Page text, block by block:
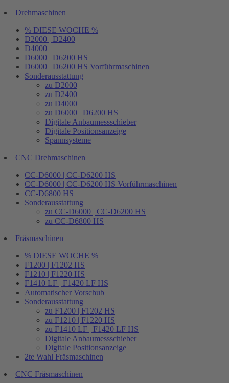
Drehmaschinen
% DIESE WOCHE %
D2000 | D2400
D4000
D6000 | D6200 HS
D6000 | D6200 HS Vorführmaschinen
Sonderausstattung
zu D2000
zu D2400
zu D4000
zu D6000 | D6200 HS
Digitale Anbaumessschieber
Digitale Positionsanzeige
Spannsysteme
CNC Drehmaschinen
CC-D6000 | CC-D6200 HS
CC-D6000 | CC-D6200 HS Vorführmaschinen
CC-D6800 HS
Sonderausstattung
zu CC-D6000 | CC-D6200 HS
zu CC-D6800 HS
Fräsmaschinen
% DIESE WOCHE %
F1200 | F1202 HS
F1210 | F1220 HS
F1410 LF | F1420 LF HS
Automatischer Vorschub
Sonderausstattung
zu F1200 | F1202 HS
zu F1210 | F1220 HS
zu F1410 LF | F1420 LF HS
Digitale Anbaumessschieber
Digitale Positionsanzeige
2te Wahl Fräsmaschinen
CNC Fräsmaschinen